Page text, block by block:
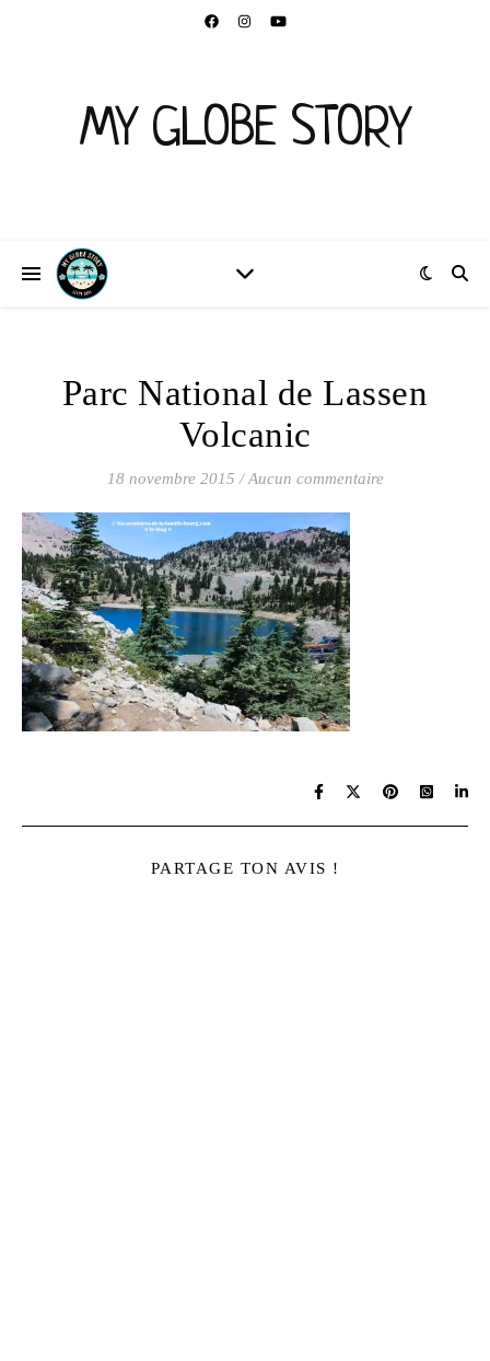
MY GLOBE STORY
Parc National de Lassen
Volcanic
18 novembre 2015 / Aucun commentaire
PARTAGE TON AVIS !